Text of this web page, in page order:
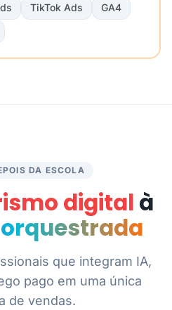
TikTok Ads
GA4
DA ESCOLA
digital à
que integram IA,
pago em uma única
de vendas.